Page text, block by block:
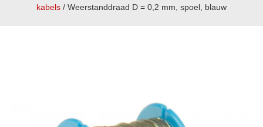
kabels / Weerstanddraad D = 0,2 mm, spoel, blauw